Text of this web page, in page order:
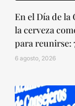
En el Día de la
la cerveza
para reunirse:
6 agosto, 2026